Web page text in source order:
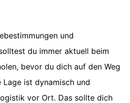
und
du immer aktuell beim
bevor du dich auf den Weg
ist dynamisch und
vor Ort. Das sollte dich